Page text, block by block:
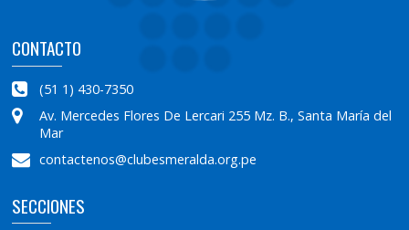
NUEVO 2019
ALMUERZO POR EL
D��A DEL PADRE
CONTACTO
(51 1) 430-7350
Av. Mercedes Flores De Lercari 255 Mz. B., Santa María del
Mar
contactenos@clubesmeralda.org.pe
SECCIONES